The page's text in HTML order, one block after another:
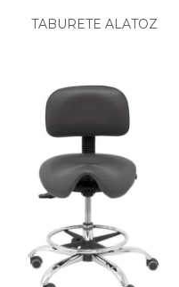
TABURETE ALATOZ